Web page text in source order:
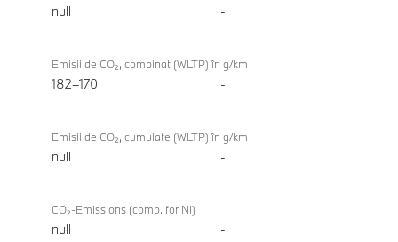
null -
Emisii de CO₂, combinat (WLTP) în g/km
182–170 -
Emisii de CO₂, cumulate (WLTP) în g/km
null -
CO₂-Emissions (comb. for NI)
null -